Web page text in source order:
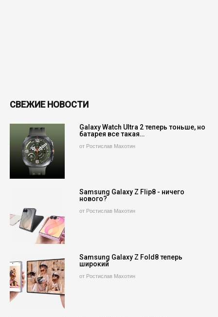
СВЕЖИЕ НОВОСТИ
Galaxy Watch Ultra 2 теперь тоньше, но
батарея все такая…
от Ростислав Махотин
Samsung Galaxy Z Flip8 - ничего
нового?
от Ростислав Махотин
Samsung Galaxy Z Fold8 теперь
широкий
от Ростислав Махотин